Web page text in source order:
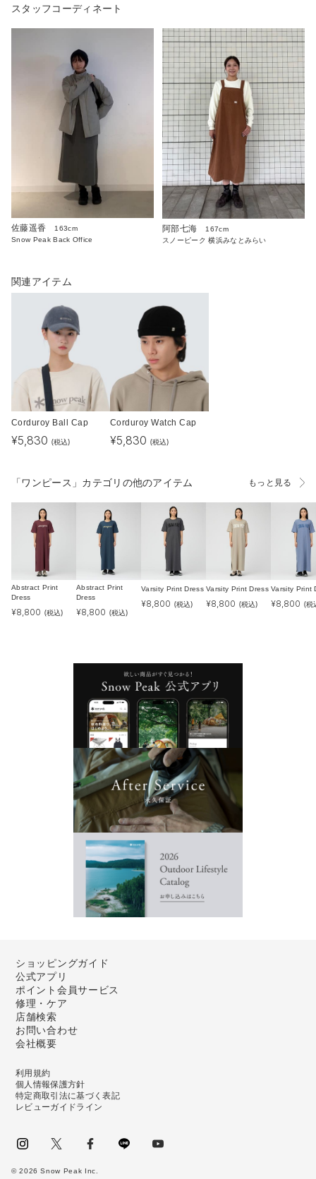
スタッフコーディネート
佐藤遥香
163cm
Snow Peak Back Office
阿部七海
167cm
スノーピーク 横浜みなとみらい
関連アイテム
Corduroy Ball Cap
¥5,830 (税込)
Corduroy Watch Cap
¥5,830 (税込)
「ワンピース」カテゴリの他のアイテム もっと見る
Abstract Print
Dress
¥8,800 (税込)
Abstract Print
Dress
¥8,800 (税込)
Varsity Print Dress
¥8,800 (税込)
Varsity Print Dress
¥8,800 (税込)
Varsity Print
¥8,800 (税
ショッピングガイド
公式アプリ
ポイント会員サービス
修理・ケア
店舗検索
お問い合わせ
会社概要
利用規約
個人情報保護方針
特定商取引法に基づく表記
レビューガイドライン
©2026 Snow Peak Inc.